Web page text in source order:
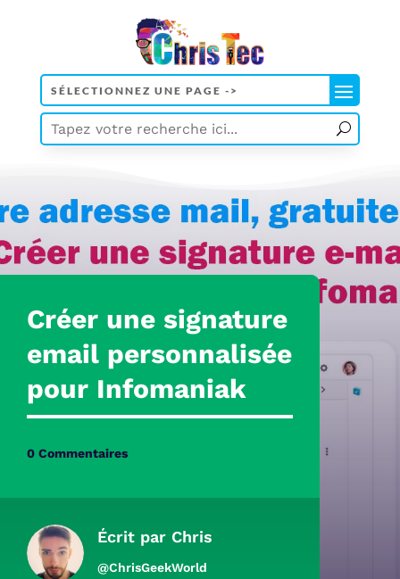
Créer une signature
email personnalisée
pour Infomaniak
0 Commentaires
Écrit par Chris
@ChrisGeekWorld